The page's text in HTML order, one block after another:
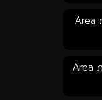
Area
Area